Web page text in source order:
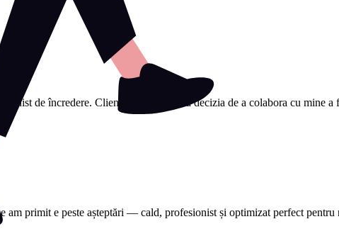
de încredere. Clienții mi-au spus că decizia de a colabora cu mine
am primit e peste așteptări — cald, profesionist și optimizat perfect